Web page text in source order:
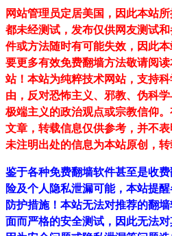
网站管理员定居美国，因此本站
都未经测试，发布仅供网友测试
件或方法随时有可能失效，因此
要更多有效免费翻墙方法敬请阅
站！ 本站为纯粹技术网站，支持
由，反对恐怖主义、邪教、伪科
极端主义的政治观点或宗教信仰
文章，转载信息仅供参考，并不表
未注明出处的信息为本站原创，转
鉴于各种免费翻墙软件甚至是收
险及个人隐私泄漏可能，本站提
防护措施！本站无法对推荐的翻
面而严格的安全测试，因此无法